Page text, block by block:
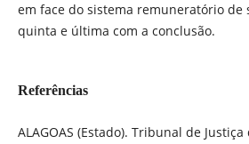
em face do sistema remuneratório de
quinta e última com a conclusão.
Referências
ALAGOAS (Estado). Tribunal de